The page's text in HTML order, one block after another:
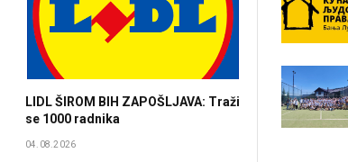
LIDL ŠIROM BIH ZAPOŠLJAVA: Traži
se 1000 radnika
04.08.2026